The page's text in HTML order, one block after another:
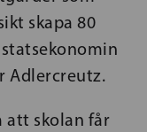
skapa 80
Adlercreutz.
att skolan får